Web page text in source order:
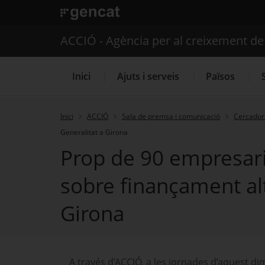
. Obre en una nova finestra.
ACCIÓ - Agència per al creixement
Inici Ajuts i serveis Països
Inici ACCIÓ Sala de premsa i comunicació
Generalitat a Girona
Prop de 90
sobre finançament
Girona
A través d’ACCIÓ, a les jornades